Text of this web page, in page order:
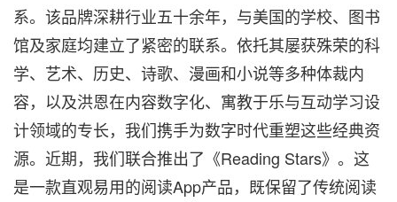
系。该品牌深耕行业五十余年，与美国的学校、图书
馆及家庭均建立了紧密的联系。依托其屡获殊荣的科
学、艺术、历史、诗歌、漫画和小说等多种体裁内
容， 以及洪恩在内容数字化、寓教于乐与互动学习设
计领域的专长，我们携手为数字时代重塑这些经典资
源。近期，我们联合推出了《Reading Stars》。这
是一款直观易用的阅读App产品，既保留了传统阅读